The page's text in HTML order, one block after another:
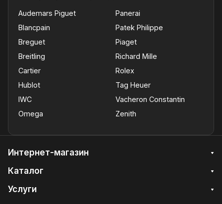
Audemars Piguet
Blancpain
Breguet
Breitling
Cartier
Hublot
IWC
Omega
Panerai
Patek Philippe
Piaget
Richard Mille
Rolex
Tag Heuer
Vacheron Constantin
Zenith
Интернет-магазин
Каталог
Услуги